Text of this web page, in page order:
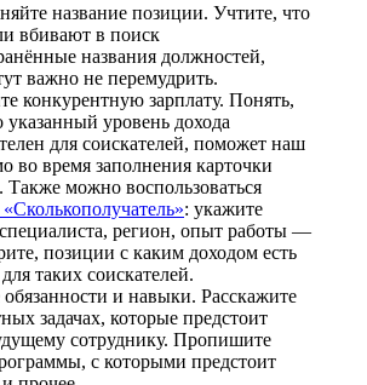
название позиции. Учтите, что
вбивают в поиск
названия должностей,
важно не перемудрить.
конкурентную зарплату. Понять,
указанный уровень дохода
для соискателей, поможет наш
во время заполнения карточки
Также можно воспользоваться
: укажите
регион, опыт работы —
позиции с каким доходом есть
таких соискателей.
и навыки. Расскажите
задачах, которые предстоит
сотруднику. Пропишите
с которыми предстоит